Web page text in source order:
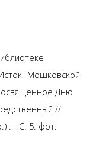
Мошковской
Дню
//
. - С. 5: фот.